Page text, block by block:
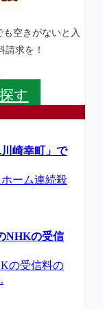
空きがないと入
求を！
す
崎幸町」で
ーム連続殺
NHKの受信
の受信料の